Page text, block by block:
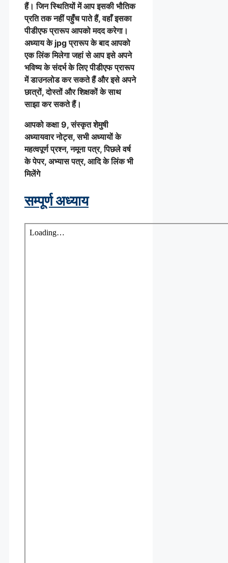
हैं। जिन स्थितियों में आप इसकी भौतिक
प्रति तक नहीं पहुँच पाते हैं, वहाँ इसका
पीडीएफ प्रारूप आपको मदद करेगा।
अध्याय के jpg प्रारूप के बाद आपको
एक लिंक मिलेगा जहां से आप इसे अपने
भविष्य के संदर्भ के लिए पीडीएफ प्रारूप
में डाउनलोड कर सकते हैं और इसे अपने
छात्रों, दोस्तों और शिक्षकों के साथ
साझा कर सकते हैं।
आपको कक्षा 9,संस्कृत शेमुषी
अध्यायवार नोट्स, सभी अध्यायों के
महत्वपूर्ण प्रश्न, नमूना पत्र, पिछले वर्ष
के पेपर, अभ्यास पत्र, आदि के लिंक भी
मिलेंगे
सम्पूर्ण अध्याय